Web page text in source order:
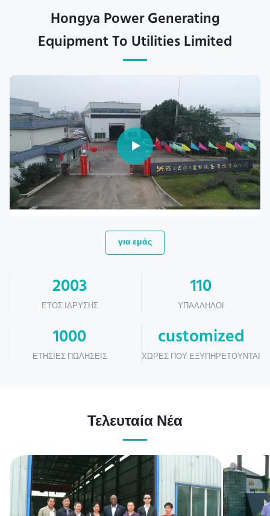
Hongya Power Generating
Equipment To Utilities Limited
για εμάς
2003
ΈΤΟΣ ΊΔΡΥΣΗΣ
110
ΥΠΆΛΛΗΛΟΙ
1000
ΕΤΉΣΙΕΣ ΠΩΛΉΣΕΙΣ
customized
ΧΏΡΕΣ ΠΟΥ ΕΞΥΠΗΡΕΤΟΎΝΤΑΙ
Τελευταία Νέα